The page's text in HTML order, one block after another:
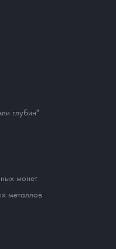
глубин"
монет
металлов